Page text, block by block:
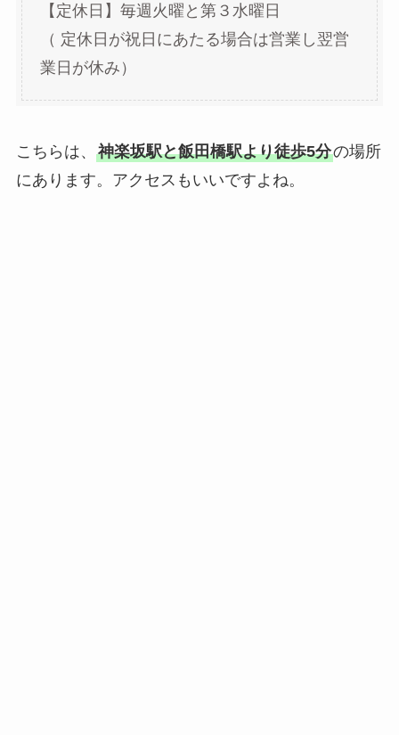
【定休日】毎週火曜と第３水曜日
（ 定休日が祝日にあたる場合は営業し翌営
業日が休み）
こちらは、 神楽坂駅と飯田橋駅より徒歩5分の場所
にあります。アクセスもいいですよね。